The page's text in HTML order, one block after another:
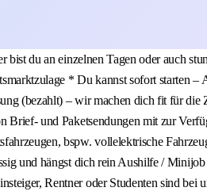
du an einzelnen Tagen oder auch
* Du kannst sofort starten
(bezahlt) – wir machen dich fit für die
und Paketsendungen mit zur
bspw. vollelektrische
und hängst dich rein Aushilfe /
Rentner oder Studenten sind